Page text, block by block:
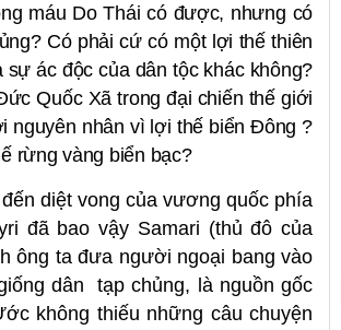
máu Do Thái có được, nhưng có
Có phải cứ có một lợi thế thiên
ác độc của dân tộc khác không?
Quốc Xã trong đại chiến thế giới
nguyên nhân vì lợi thế biển Đông ?
rừng vàng biển bạc?
diệt vong của vương quốc phía
đã bao vậy Samari (thủ đô của
ông ta đưa người ngoại bang vào
dân tạp chủng, là nguồn gốc
không thiếu những câu chuyện